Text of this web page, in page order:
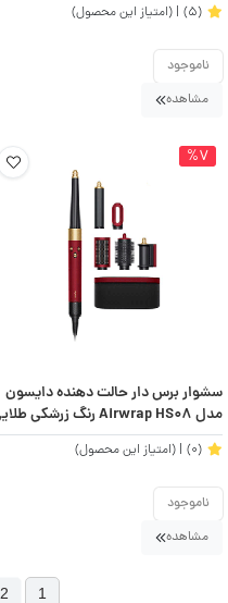
(5) | (امتیاز این محصول)
ناموجود
مشاهده
%7
سشوار برس دار حالت دهنده دایسون
مدل Airwrap HS08 رنگ زرشکی طلایی
(0) | (امتیاز این محصول)
ناموجود
مشاهده
1
2